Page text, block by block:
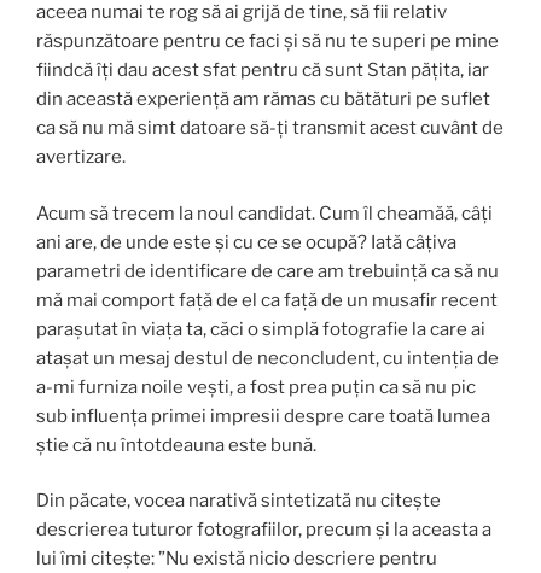
aceea numai te rog să ai grijă de tine, să fii relativ
răspunzătoare pentru ce faci și să nu te superi pe mine
fiindcă îți dau acest sfat pentru că sunt Stan pățita, iar
din această experiență am rămas cu bătături pe suflet
ca să nu mă simt datoare să-ți transmit acest cuvânt de
avertizare.
Acum să trecem la noul candidat. Cum îl cheamăă, câți
ani are, de unde este și cu ce se ocupă? Iată câțiva
parametri de identificare de care am trebuință ca să nu
mă mai comport față de el ca față de un musafir recent
parașutat în viața ta, căci o simplă fotografie la care ai
atașat un mesaj destul de neconcludent, cu intenția de
a-mi furniza noile vești, a fost prea puțin ca să nu pic
sub influența primei impresii despre care toată lumea
știe că nu întotdeauna este bună.
Din păcate, vocea narativă sintetizată nu citește
descrierea tuturor fotografiilor, precum și la aceasta a
lui îmi citește: ”Nu există nicio descriere pentru